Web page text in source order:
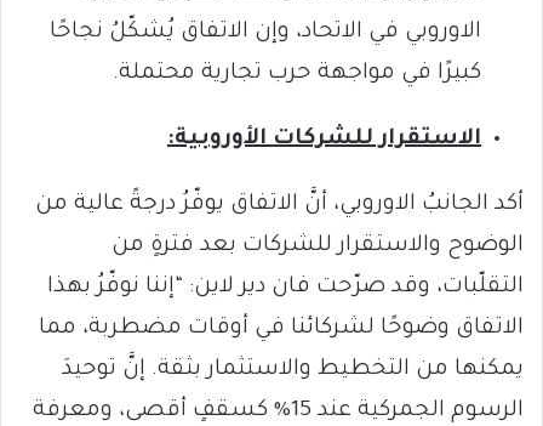
الاوروبي في الاتحاد، وإن الاتفاق يُشكّلُ نجاحًا
كبيرًا في مواجهة حرب تجارية محتملة.
الاستقرار للشركات الأوروبية:
أكد الجانبُ الاوروبي، أنَّ الاتفاق يوفّرُ درجةً عالية من
الوضوح والاستقرار للشركات بعد فترةٍ من
التقلّبات، وقد صرّحت فان دير لاين: “إننا نوفّرُ بهذا
الاتفاق وضوحًا لشركائنا في أوقات مضطربة، مما
يمكنها من التخطيط والاستثمار بثقة. إنَّ توحيدَ
الرسوم الجمركية عند 15% كسقفٍ أقصى، ومعرفة